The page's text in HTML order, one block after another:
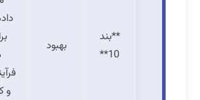
**بند
10**
بهبود
و